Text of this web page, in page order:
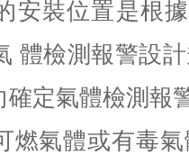
安裝位置是根
體檢測報警設
定氣體檢測報
燃氣體或有毒